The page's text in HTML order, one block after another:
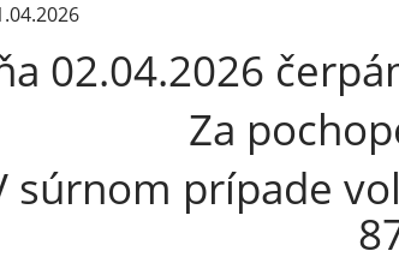
02.04.2026
Za
súrnom prípade